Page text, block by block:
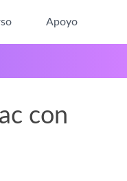
Apoyo
con